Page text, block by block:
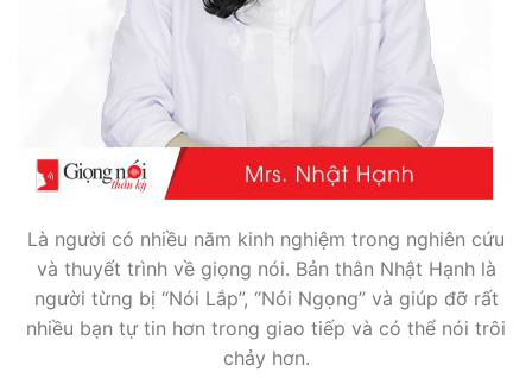
Là người có nhiều năm kinh nghiệm trong nghiên cứu
và thuyết trình về giọng nói. Bản thân Nhật Hạnh là
người từng bị “Nói Lắp”, “Nói Ngọng” và giúp đỡ rất
nhiều bạn tự tin hơn trong giao tiếp và có thể nói trôi
chảy hơn.